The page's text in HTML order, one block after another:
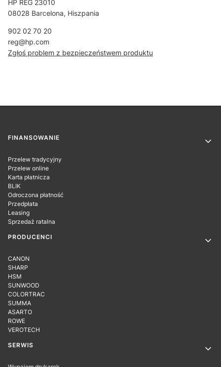
HP REG 23010
08028 Barcelona, Hiszpania
902 02 70 20
reg@hp.com
Zgłoś problem z bezpieczeństwem produktu
Linki w stopce
FINANSOWANIE
Przelew tradycyjny
Przelew online
Karta płatnicza
BLIK
Odroczona płatność
Przedpłata
Leasing
Sprzedaż ratalna
PRODUCENCI
CANON
SHARP
HSM
SUNWOOD
COLORTRAC
SUMMA
ASARTO
ROWE
VEROTECH
SERWIS